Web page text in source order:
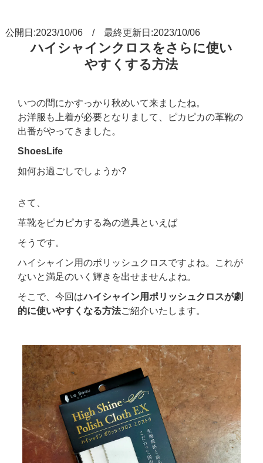
公開日:2023/10/06 / 最終更新日:2023/10/06
ハイシャインクロスをさらに使い
やすくする方法
いつの間にかすっかり秋めいて来ましたね。
お洋服も上着が必要となりまして、ピカピカの革靴の
出番がやってきました。
ShoesLife
如何お過ごしでしょうか?
さて、
革靴をピカピカする為の道具といえば
そうです。
ハイシャイン用のポリッシュクロスですよね。これが
ないと満足のいく輝きを出せませんよね。
そこで、今回はハイシャイン用ポリッシュクロスが劇
的に使いやすくなる方法ご紹介いたします。